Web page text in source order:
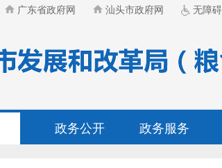
广东省政府网 汕头市政府网 无障
政务公开 政务服务